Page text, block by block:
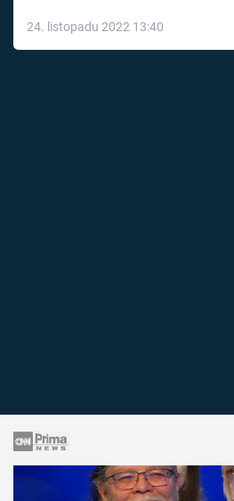
24. listopadu 2022 13:40